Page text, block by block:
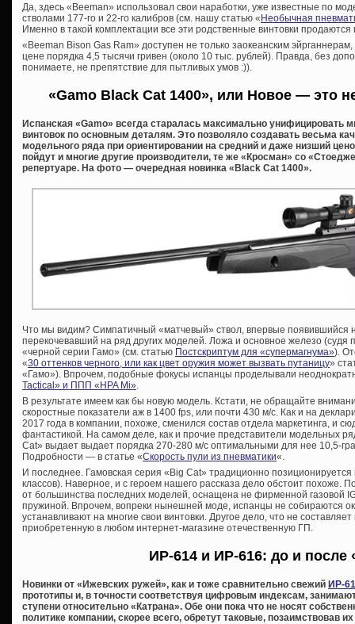
Да, здесь «Beeman» использовал свои наработки, уже известные по
стволами 177-го и 22-го калибров (см. нашу статью «Необычная
Именно в такой комплектации все эти родственные винтовки
«Beeman Bison Gas Ram» доступен не только заокеанским
цене порядка 4,5 тысячи гривен (около 10 тыс. рублей). Правда, без
понимаете, не препятствие для пытливых умов :)).
«Gamo Black Cat 1400», или Новое — это
Испанская «Gamo» всегда старалась максимально унифицировать
винтовок по основным деталям. Это позволяло создавать весьма
модельного ряда при ориентировании на средний и даже низший
пойдут и многие другие производители, те же «Кросман» со
репертуаре. На фото — очередная новинка «Black Cat 1400».
Что мы видим? Симпатичный «матчевый» ствол, впервые появившийся
перекочевавший на ряд других моделей. Ложа и основное железо (судя
«черной серии Гамо» (см. статью Постскриптум для «супермагнума»).
«30 оттенков черного, или как цвет оружия может вызвать путаницу»
«Гамо»). Впрочем, подобные фокусы испанцы проделывали
Tactical» и ППП «HPA Mi».
В результате имеем как бы новую модель. Кстати, не обращайте
скоростные показатели аж в 1400 fps, или почти 430 м/с. Как и на
2017 года в компании, похоже, сменился состав отдела маркетинга, и
фантастикой. На самом деле, как и прочие представители модельных
Cat» выдает выдает порядка 270-280 м/с оптимальными для нее 10,5-
Подробности — в статье «Скорость пули из пневматики«.
И последнее. Гамовская серия «Big Cat» традиционно позиционируется
классов). Наверное, и с героем нашего рассказа дело обстоит похоже.
от большинства последних моделей, оснащена не фирменной газовой
пружиной. Впрочем, вопреки нынешней моде, испанцы не собираются
устанавливают на многие свои винтовки. Другое дело, что не
приобретенную в любом интернет-магазине отечественную ГП.
ИР-614 и ИР-616: до и после
Новинки от «Ижевских ружей», как и тоже сравнительно свежий ИР-
прототипы и, в точности соответствуя цифровым индексам,
ступени относительно «Катрана». Обе они пока что не носят
политике компании, скорее всего, обретут таковые, позаимствовав